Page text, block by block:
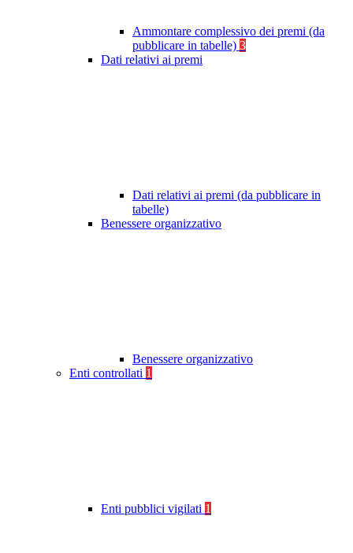
Ammontare complessivo dei premi (da
pubblicare in tabelle) 3
Dati relativi ai premi
Dati relativi ai premi (da pubblicare in
tabelle)
Benessere organizzativo
Benessere organizzativo
Enti controllati 1
Enti pubblici vigilati 1